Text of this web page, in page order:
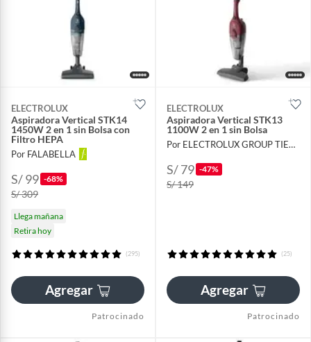
ELECTROLUX
Aspiradora Vertical STK14
1450W 2 en 1 sin Bolsa con
Filtro HEPA
Por FALABELLA
S/ 99 -68%
S/ 309
Llega mañana
Retira hoy
(295)
Agregar
Patrocinado
ELECTROLUX
Aspiradora Vertical STK13
1100W 2 en 1 sin Bolsa
Por ELECTROLUX GROUP TIENDA OFICIAL
S/ 79 -47%
S/ 149
(25)
Agregar
Patrocinado